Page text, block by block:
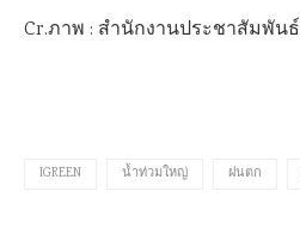
Cr.ภาพ : สำนักงานประชาสัมพัน
IGREEN น้ำท่วมใหญ่ ฝนตก